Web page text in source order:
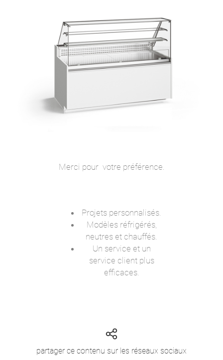
Merci pour votre préférence.
Projets personnalisés.
Modèles réfrigérés,
neutres et chauffés.
Un service et un
service client plus
efficaces.
partager ce contenu sur les réseaux sociaux